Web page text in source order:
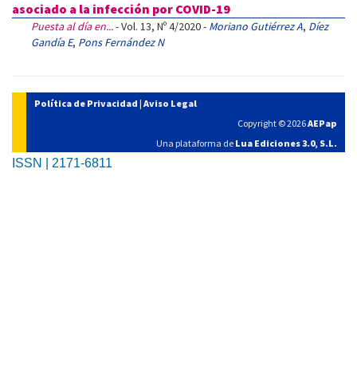
asociado a la infección por COVID-19
Puesta al día en...- Vol. 13, Nº 4/2020 - Moriano Gutiérrez A, Díez
Gandía E, Pons Fernández N
Política de Privacidad | Aviso Legal
Copyright © 2026AEPap
Una plataforma de Lua Ediciones 3.0, S.L.
ISSN | 2171-6811